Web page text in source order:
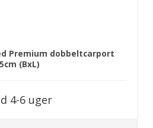
Premium dobbeltcarport
(BxL)
4-6 uger